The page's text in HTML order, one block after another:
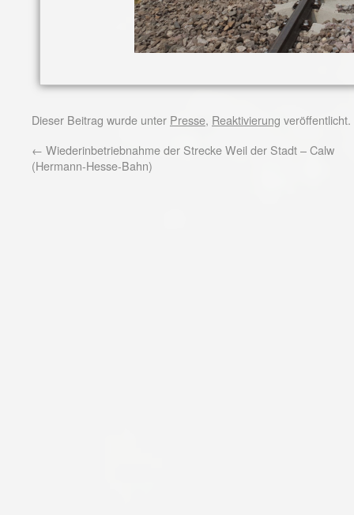
Dieser Beitrag wurde unter Presse, Reaktivierung
← Wiederinbetriebnahme der Strecke Weil der Stadt – Calw
(Hermann-Hesse-Bahn)